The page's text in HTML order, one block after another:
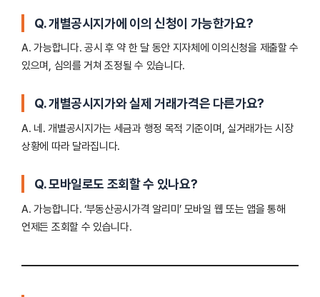
Q. 개별공시지가에 이의 신청이 가능한가요?
A. 가능합니다. 공시 후 약 한 달 동안 지자체에 이의신청을 제출할 수
있으며, 심의를 거쳐 조정될 수 있습니다.
Q. 개별공시지가와 실제 거래가격은 다른가요?
A. 네. 개별공시지가는 세금과 행정 목적 기준이며, 실거래가는 시장
상황에 따라 달라집니다.
Q. 모바일로도 조회할 수 있나요?
A. 가능합니다. ‘부동산공시가격 알리미’ 모바일 웹 또는 앱을 통해
언제든 조회할 수 있습니다.